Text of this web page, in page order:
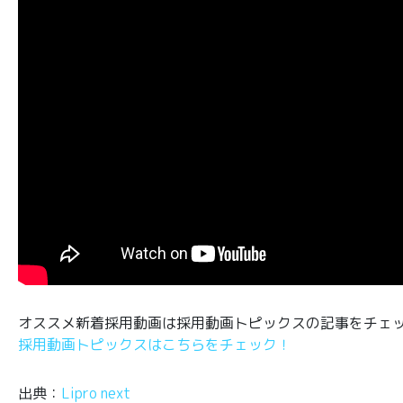
オススメ新着採用動画は採用動画トピックスの記事をチェ
採用動画トピックスはこちらをチェック！
出典： Lipro next